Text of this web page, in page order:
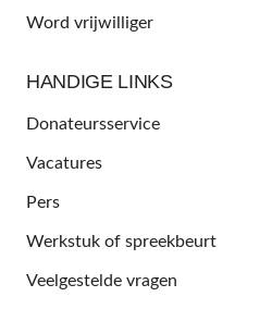
Word vrijwilliger
HANDIGE LINKS
Donateursservice
Vacatures
Pers
Werkstuk of spreekbeurt
Veelgestelde vragen